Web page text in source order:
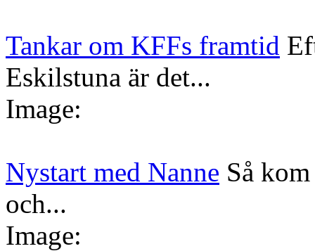
Tankar om KFFs framtid
Eskilstuna är det...
Image:
Nystart med Nanne Så
och...
Image: